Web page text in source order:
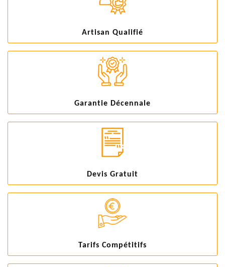
Artisan Qualifié
Garantie Décennale
Devis Gratuit
Tarifs Compétitifs